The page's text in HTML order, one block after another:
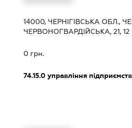
14000, ЧЕРНІГІВСЬКА ОБЛ.,
ЧЕРВОНОГВАРДІЙСЬКА, 21, 12
0 грн.
74.15.0 управління